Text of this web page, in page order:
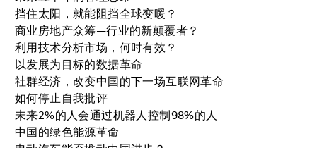
挡住太阳，就能阻挡全球变暖？
商业房地产众筹—行业的新颠覆者？
利用技术分析市场，何时有效？
以发展为目标的数据革命
社群经济，改变中国的下一场互联网革命
如何停止自我批评
未来2%的人会通过机器人控制98%的人
中国的绿色能源革命